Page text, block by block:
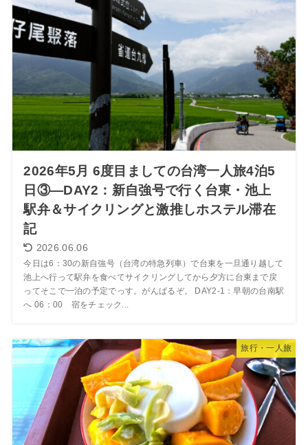
2026年5月 6度目ましての台湾一人旅4泊5
日③―DAY2：新自強号で行く台東・池上
駅弁＆サイクリングと激推しホステル滞在
記
2026.06.06
今日は6：30の新自強号（台湾の特急列車）で台東を一旦通り越して
池上へ行って駅弁を食べてサイクリングしてから夕方に台東まで戻
ってそこで一泊の予定でっす。がんばるぞ。 DAY2-1：早朝の台南駅
へ 06：00 宿をチェック...
旅行・一人旅